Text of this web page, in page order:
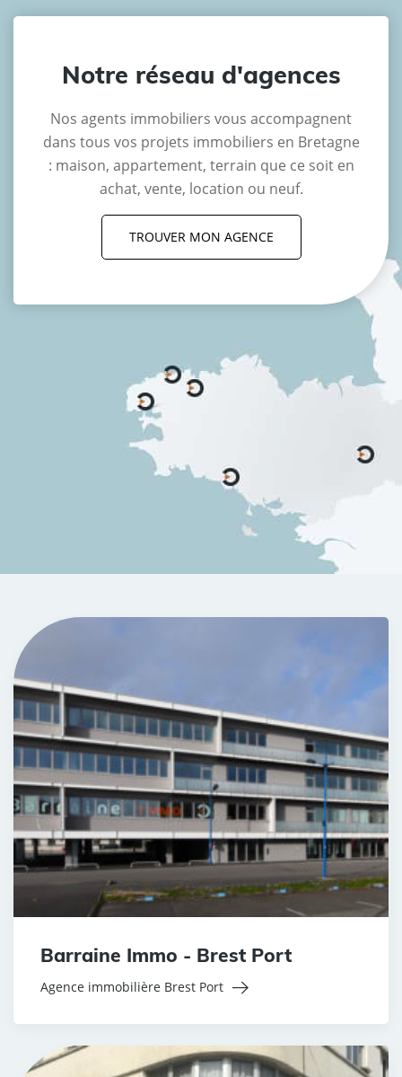
Notre réseau d'agences
Nos agents immobiliers vous accompagnent
dans tous vos projets immobiliers en Bretagne
: maison, appartement, terrain que ce soit en
achat, vente, location ou neuf.
TROUVER MON AGENCE
Barraine Immo - Brest Port
Agence immobilière Brest Port